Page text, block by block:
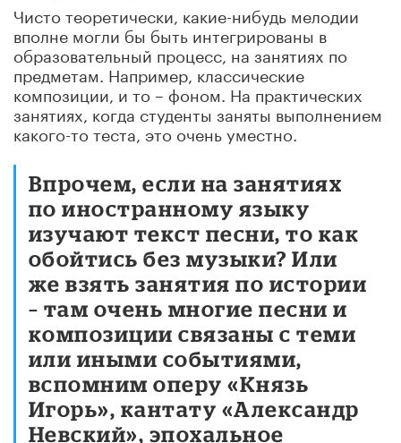
Чисто теоретически, какие-нибудь мелодии
вполне могли бы быть интегрированы в
образовательный процесс, на занятиях по
предметам. Например, классические
композиции, и то – фоном. На практических
занятиях, когда студенты заняты выполнением
какого-то теста, это очень уместно.
Впрочем, если на занятиях
по иностранному языку
изучают текст песни, то как
обойтись без музыки? Или
же взять занятия по истории
– там очень многие песни и
композиции связаны с теми
или иными событиями,
вспомним оперу «Князь
Игорь», кантату «Александр
Невский», эпохальное